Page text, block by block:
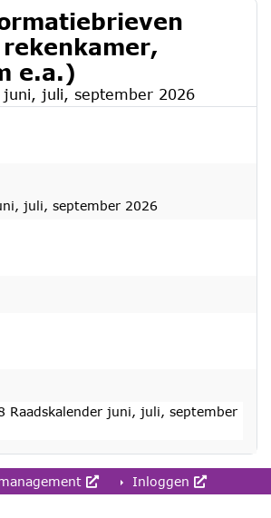
e.a.)
juni, juli, september 2026
juli, september 2026
Raadskalender juni, juli, september
Inloggen